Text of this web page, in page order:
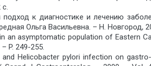
к диагностике и лечению
Ольга Васильевна. – Н. Новгород,
an asymptomatic population of Eastern
P. 249-255.
Helicobacter pylori infection on